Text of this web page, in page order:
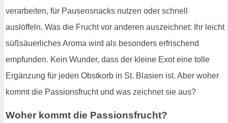
verarbeiten, für Pausensnacks nutzen oder schnell
auslöffeln. Was die Frucht vor anderen auszeichnet: Ihr leicht
süßsäuerliches Aroma wird als besonders erfrischend
empfunden. Kein Wunder, dass der kleine Exot eine tolle
Ergänzung für jeden Obstkorb in St. Blasien ist. Aber woher
kommt die Passionsfrucht und was zeichnet sie aus?
Woher kommt die Passionsfrucht?